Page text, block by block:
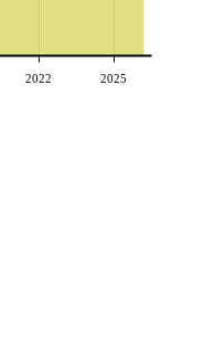
2022 2025